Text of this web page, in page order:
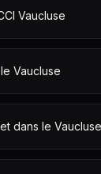
Vaucluse
Vaucluse
dans le Vaucluse